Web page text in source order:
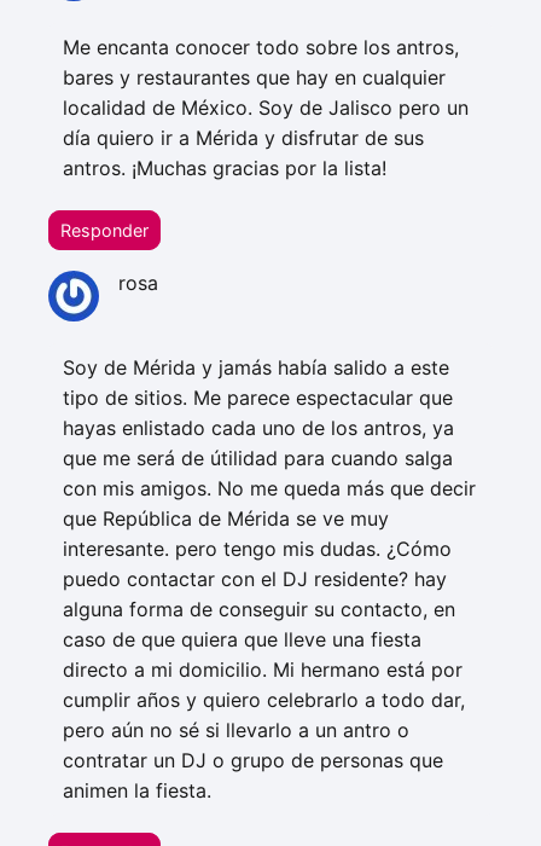
Me encanta conocer todo sobre los antros,
bares y restaurantes que hay en cualquier
localidad de México. Soy de Jalisco pero un
día quiero ir a Mérida y disfrutar de sus
antros. ¡Muchas gracias por la lista!
Responder
rosa
Soy de Mérida y jamás había salido a este
tipo de sitios. Me parece espectacular que
hayas enlistado cada uno de los antros, ya
que me será de útilidad para cuando salga
con mis amigos. No me queda más que decir
que República de Mérida se ve muy
interesante. pero tengo mis dudas. ¿Cómo
puedo contactar con el DJ residente? hay
alguna forma de conseguir su contacto, en
caso de que quiera que lleve una fiesta
directo a mi domicilio. Mi hermano está por
cumplir años y quiero celebrarlo a todo dar,
pero aún no sé si llevarlo a un antro o
contratar un DJ o grupo de personas que
animen la fiesta.